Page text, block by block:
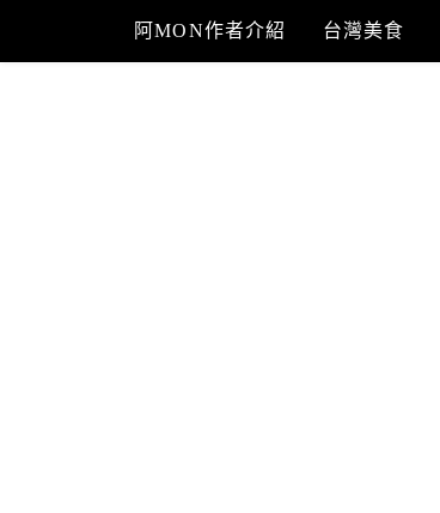
content
阿MON作者介紹 台灣美食